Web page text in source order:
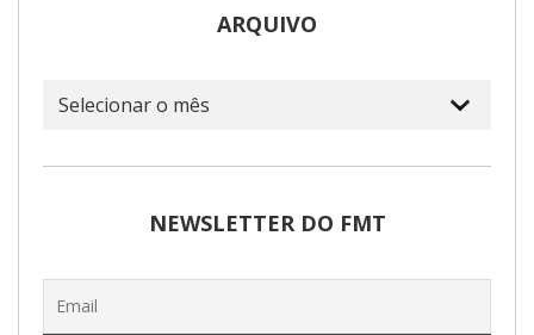
ARQUIVO
Arquivo
NEWSLETTER DO FMT